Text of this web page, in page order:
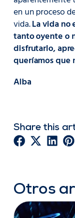
en un proceso
vida.La vida no
tanto oyente o
disfrutarlo,
queríamos que
Alba
Share this
Otros